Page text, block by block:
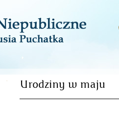
Urodziny w maju